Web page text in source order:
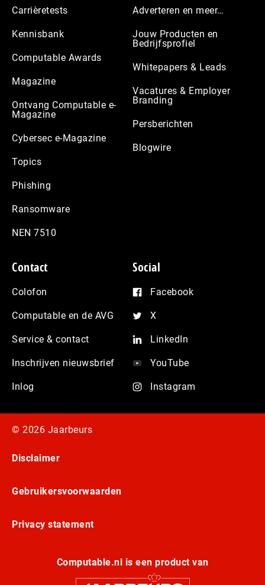
Carrièretests
Kennisbank
Computable Awards
Magazine
Ontvang Computable e-
Magazine
Cybersec e-Magazine
Topics
Phishing
Ransomware
NEN 7510
Adverteren en meer…
Jouw Producten en
Bedrijfsprofiel
Whitepapers & Leads
Vacatures & Employer
Branding
Persberichten
Blogwire
Contact
Colofon
Computable en de AVG
Service & contact
Inschrijven nieuwsbrief
Inlog
Social
Facebook
X
LinkedIn
YouTube
Instagram
© 2026 Jaarbeurs
Disclaimer
Gebruikersvoorwaarden
Privacy statement
Computable.nl is een product van